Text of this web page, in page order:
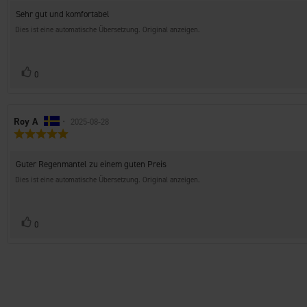
5
Sternen
Rezensionstext:
Sehr gut und komfortabel
Dies ist eine automatische Übersetzung. Original anzeigen.
Stimme
0
Autor
der
Roy A • Bewertungsdatum:
2025-08-28
5
Sternen
Rezensionstext:
Guter Regenmantel zu einem guten Preis
Dies ist eine automatische Übersetzung. Original anzeigen.
Stimme
0